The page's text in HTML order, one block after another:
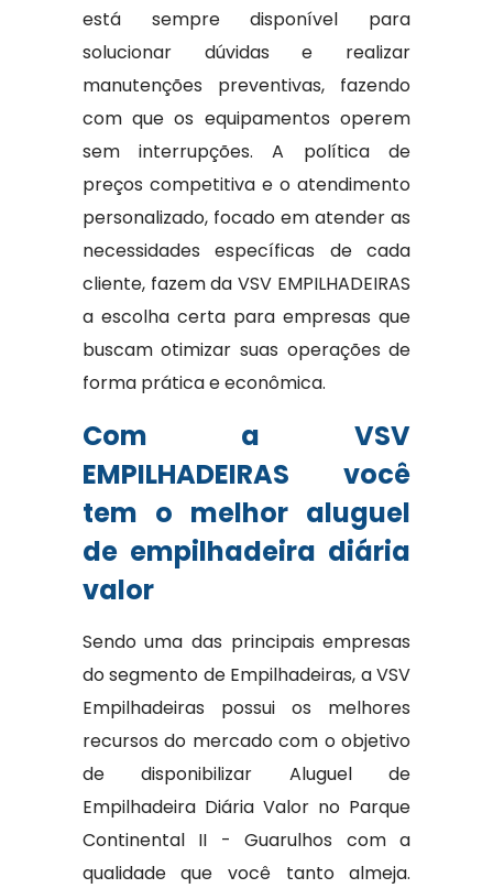
está sempre disponível para
solucionar dúvidas e realizar
manutenções preventivas, fazendo
com que os equipamentos operem
sem interrupções. A política de
preços competitiva e o atendimento
personalizado, focado em atender as
necessidades específicas de cada
cliente, fazem da VSV EMPILHADEIRAS
a escolha certa para empresas que
buscam otimizar suas operações de
forma prática e econômica.
Com a VSV
EMPILHADEIRAS você
tem o melhor aluguel
de empilhadeira diária
valor
Sendo uma das principais empresas
do segmento de Empilhadeiras, a VSV
Empilhadeiras possui os melhores
recursos do mercado com o objetivo
de disponibilizar Aluguel de
Empilhadeira Diária Valor no Parque
Continental II - Guarulhos com a
qualidade que você tanto almeja.